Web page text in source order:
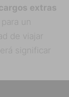
extras
un
de viajar
significar